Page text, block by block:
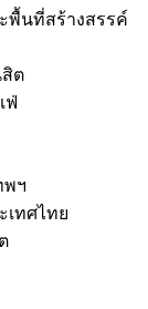
พื้นที่สร้างสรรค์
ต
ฟ่
พฯ
เทศไทย